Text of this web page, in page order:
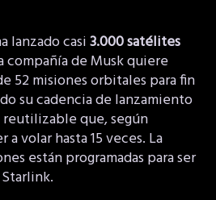
lanzado casi3.000 satélites
compañía de Musk quiere
52 misiones orbitales para fin
su cadencia de lanzamiento
reutilizable que, según
volar hasta 15 veces. La
están programadas para ser